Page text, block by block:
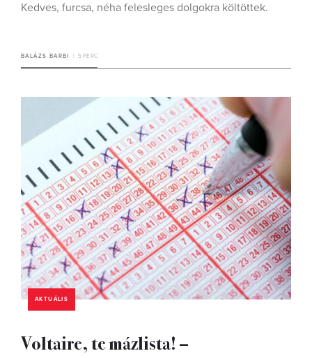
Kedves, furcsa, néha felesleges dolgokra költöttek.
BALÁZS BARBI 5 PERC
AKTUÁLIS
Voltaire, te mázlista! –